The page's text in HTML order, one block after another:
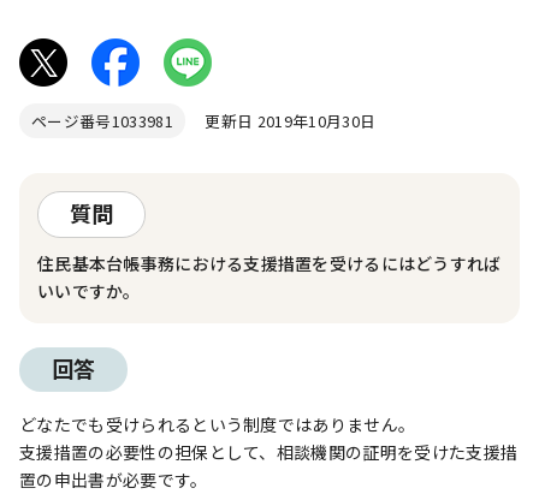
ページ番号1033981 更新日 2019年10月30日
質問
住民基本台帳事務における支援措置を受けるにはどうすれば
いいですか。
回答
どなたでも受けられるという制度ではありません。
支援措置の必要性の担保として、相談機関の証明を受けた支援措
置の申出書が必要です。